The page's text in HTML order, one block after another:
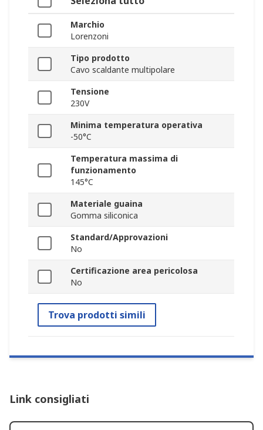
Marchio
Lorenzoni
Tipo prodotto
Cavo scaldante multipolare
Tensione
230V
Minima temperatura operativa
-50°C
Temperatura massima di
funzionamento
145°C
Materiale guaina
Gomma siliconica
Standard/Approvazioni
No
Certificazione area pericolosa
No
Trova prodotti simili
Link consigliati